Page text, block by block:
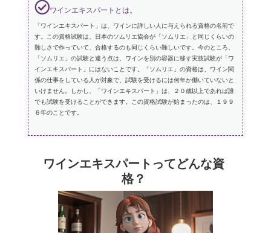
ワインエキスパートとは。
「ワインエキスパート」は、ワインに詳しい人に与えられる資格の名前で
す。この資格試験は、日本のソムリエ協会が「ソムリエ」と同じくらいの
難しさで作っていて、合格するのも同じくらい難しいです。今のところ、
「ソムリエ」の試験と違う点は、ワインを別の容器に移す実技試験が「ワ
インエキスパート」にはないことです。「ソムリエ」の資格は、ワイン関
係の仕事をしている人が対象で、試験を受けるには何年か働いていないと
いけません。しかし、「ワインエキスパート」は、２０歳以上であれば誰
でも試験を受けることができます。この資格試験が始まったのは、１９９
６年のことです。
ワインエキスパートってどんな資
格？